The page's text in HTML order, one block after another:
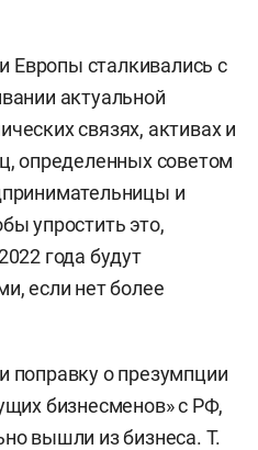
Европы сталкивались с
актуальной
связях, активах и
определенных советом
и
упростить это,
года будут
если нет более
поправку о презумпции
бизнесменов» с РФ,
вышли из бизнеса. Т.